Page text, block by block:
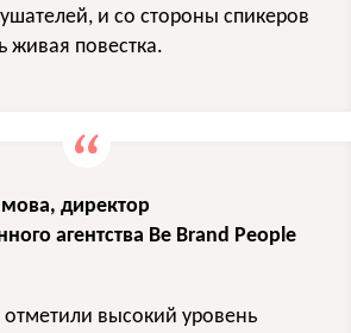
и со стороны спикеров
живая повестка.
директор
агентства Be Brand People
высокий уровень